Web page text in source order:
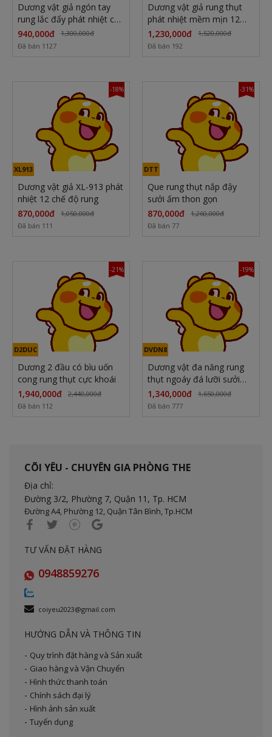
Dương vật giả ngón tay
rung lắc đẩy phát nhiệt cực
sướng
940,000đ
1,300,000đ
Đã bán 1127
Dương vật giả rung thụt
phát nhiệt mềm mịn 12
chế độ
1,230,000đ
1,520,000đ
Đã bán 192
-18%
XL913
Dương vật giả XL-913 phát
nhiệt 12 chế độ rung
870,000đ
1,050,000đ
Đã bán 111
-31%
DTT
Que rung thụt nắp đậy
sưởi ấm thon gọn
870,000đ
1,260,000đ
Đã bán 77
-21%
D2DUC
Dương 2 đầu có bìu uốn
cong rung thụt cực khoái
1,940,000đ
2,440,000đ
Đã bán 112
-19%
DVDN8
Dương vật đa năng rung
thụt ngoáy đá lưỡi sưởi
ấm đầu bi
1,340,000đ
1,650,000đ
Đã bán 777
CÕI YÊU - CHUYÊN GIA PHÒNG THE
Địa chỉ:
Đường 3/2, Phường 7, Quận 11, Tp. HCM
Đường A4, Phường 12, Quận Tân Bình, Tp.HCM
TƯ VẤN ĐẶT HÀNG
0948859276
coiyeu2023@gmail.com
HƯỚNG DẪN VÀ THÔNG TIN
Quy trình đặt hàng và Sản xuất
Giao hàng và Vận Chuyển
Hình thức thanh toán
Chính sách đại lý
Hình ảnh sản xuất
Tuyển dụng